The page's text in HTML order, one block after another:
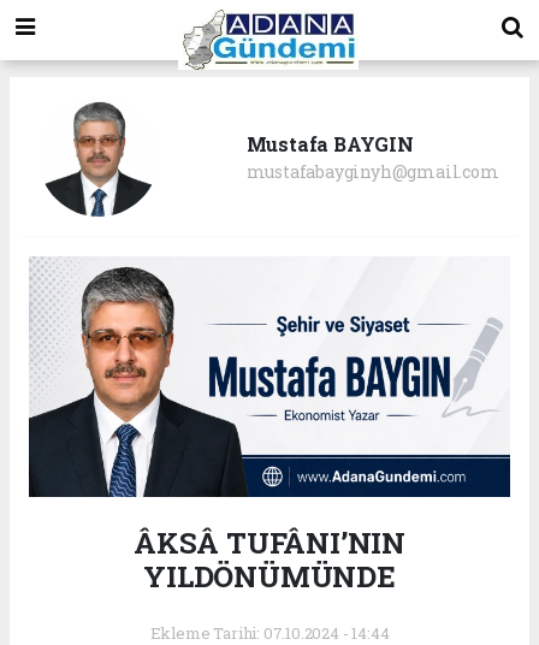
Mustafa BAYGIN
mustafabayginyh@gmail.com
ÂKSÂ TUFÂNI’NIN
YILDÖNÜMÜNDE
Ekleme Tarihi: 07.10.2024 - 14:44